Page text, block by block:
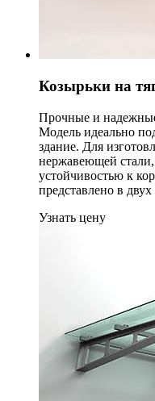
Козырьки на
Прочные и
Модель идеально
здание. Для
нержавеющей
устойчивостью к
представлено в
Узнать цену